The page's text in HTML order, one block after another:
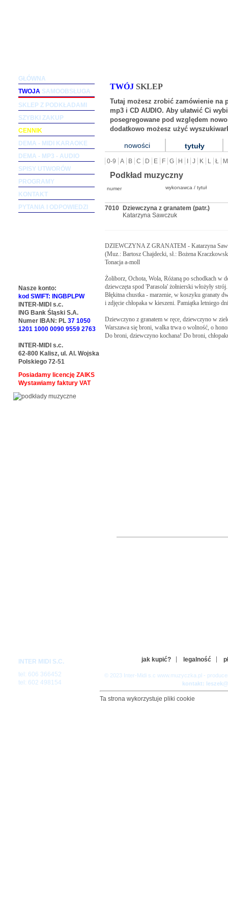
TWÓJ SKLEP
Tutaj możesz zrobić zamówienie na
mp3 i CD AUDIO. Aby ułatwić Ci
posegregowane pod względem
dodatkowo możesz użyć
nowości tytuły
0-9 A B C D E F G H J K L Ł M
Podkład muzyczny
numer wykonawca / tytuł
7010
Dziewczyna z granatem (patr.)
Katarzyna Sawczuk
DZIEWCZYNA Z GRANATEM - Katarzyna
(Muz.: Bartosz Chajdecki, sł.: Bożena
Tonacja a-moll
Żoliborz, Ochota, Wola, Różaną po schodkach w
dziewczęta spod 'Parasola' żołnierski włożyły strój.
Błękitna chustka - marzenie, w koszyku granaty
i zdjęcie chłopaka w kieszeni. Pamiątka letniego
Dziewczyno z granatem w ręce, dziewczyno w
Warszawa się broni, walka trwa o wolność, o
Do broni, dziewczyno kochana! Do broni,
GŁÓWNA
TWOJA SAMOOBSŁUGA
SKLEP Z PODKŁADAMI
SZYBKI ZAKUP
CENNIK
DEMA - MIDI KARAOKE
DEMA - MP3 - AUDIO
SPISY UTWORÓW
PROGRAMY
KONTAKT
PYTANIA I ODPOWIEDZI
Nasze konto:
kod SWIFT: INGBPLPW
INTER-MIDI s.c.
ING Bank Śląski S.A.
Numer IBAN: PL 37 1050
1201 1000 0090 9559 2763
INTER-MIDI s.c.
62-800 Kalisz, ul. Al. Wojska
Polskiego 72-51
Posiadamy licencję ZAIKS
Wystawiamy faktury VAT
INTER MIDI S.C.
tel: 606 366452
tel: 602 498154
jak kupić? legalność
© 2023 Inter-Midi s.c www.muzyczka.pl -
kontakt:
Ta strona wykorzystuje pliki cookie